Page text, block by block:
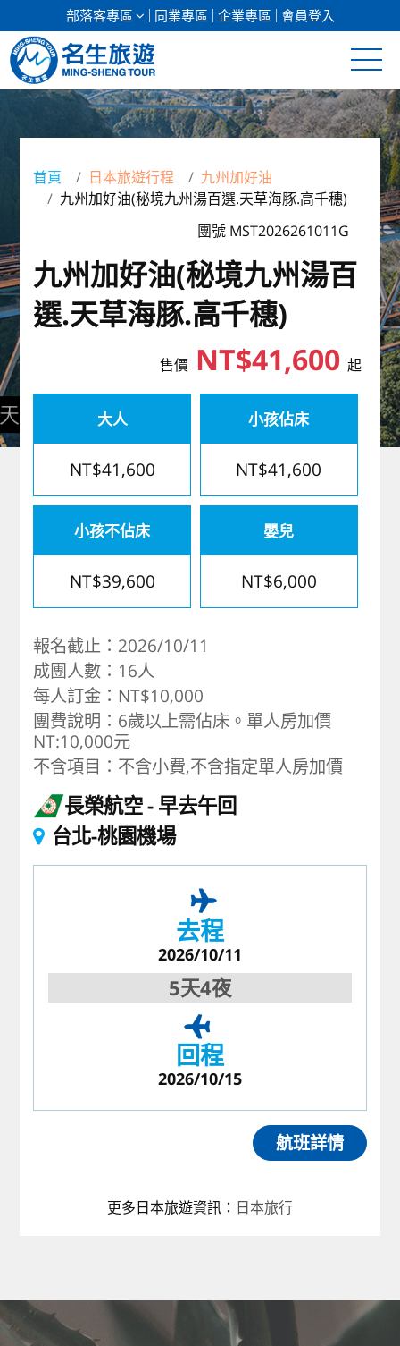
部落客專區 同業專區 企業專區 會員登入
清倉促銷
郵輪假期
海島假期
韓國
東南亞
歐洲
首頁 日本旅遊行程
九州加好油
九州加好油(秘境九州湯百選.天草海豚.高千穗)
團號 MST2026261011G
九州加好油(秘境九州湯百
選.天草海豚.高千穗)
售價NT$41,600 起
大人
NT$41,600
小孩佔床
NT$41,600
小孩不佔床
NT$39,600
嬰兒
NT$6,000
報名截止：2026/10/11
成團人數：16人
每人訂金：NT$10,000
團費說明：6歲以上需佔床。單人房加價
NT:10,000元
不含項目：不含小費,不含指定單人房加價
長榮航空 早去午回
台北-桃園機場
去程
2026/10/11
5天4夜
回程
2026/10/15
航班詳情
更多日本旅遊資訊 ： 日本旅行